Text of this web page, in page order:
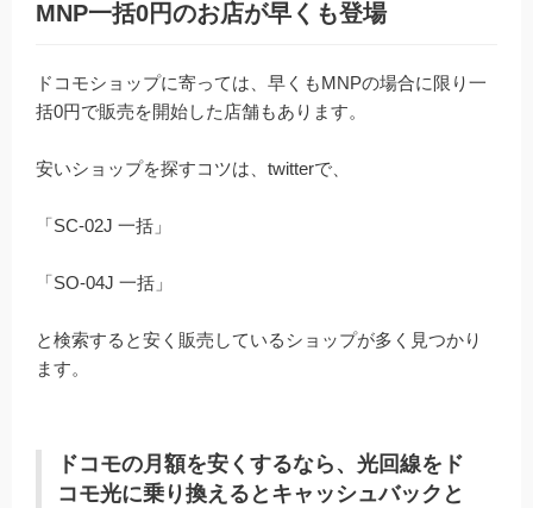
MNP一括0円のお店が早くも登場
ドコモショップに寄っては、早くもMNPの場合に限り一
括0円で販売を開始した店舗もあります。
安いショップを探すコツは、twitterで、
「SC-02J 一括」
「SO-04J 一括」
と検索すると安く販売しているショップが多く見つかり
ます。
ドコモの月額を安くするなら、光回線をド
コモ光に乗り換えるとキャッシュバックと